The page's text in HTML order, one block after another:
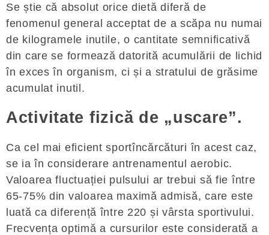
Se știe că absolut orice dietă diferă de
fenomenul general acceptat de a scăpa nu numai
de kilogramele inutile, o cantitate semnificativă
din care se formează datorită acumulării de lichid
în exces în organism, ci și a stratului de grăsime
acumulat inutil.
Activitate fizică de „uscare”.
Ca cel mai eficient sportîncărcături în acest caz,
se ia în considerare antrenamentul aerobic.
Valoarea fluctuației pulsului ar trebui să fie între
65-75% din valoarea maximă admisă, care este
luată ca diferență între 220 și vârsta sportivului.
Frecvența optimă a cursurilor este considerată a